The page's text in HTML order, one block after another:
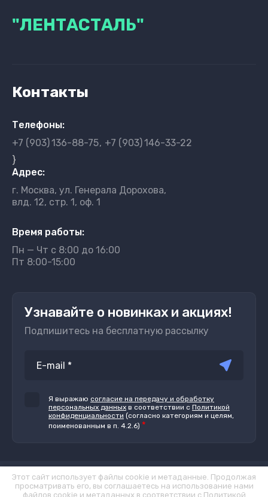
"ЛЕНТАСТАЛЬ"
Контакты
Телефоны:
+7 (903)136-88-75 +7 (903)146-33-22
}
Адрес:
г. Москва, ул. Генерала Дорохова,
влд. 12, стр. 1, оф. 1
Время работы:
Пн — Чт с 8:00 до 16:00
Пт 8:00-15:00
Узнавайте о новинках и акциях!
Подпишитесь на бесплатную рассылку
Я выражаю согласие на передачу и обработку
персональных данных в соответствии с Политикой
конфиденциальности (согласно категориям и целям,
поименованным в п. 4.2.6) *
© 2012 - 2026 ООО "ПП "Лентапром"
Политика конфиденциальности
Этот сайт использует файлы cookie и метаданные. Продолжая
просматривать его, вы соглашаетесь на использование нами
файлов cookie и метаданных в соответствии с Политикой